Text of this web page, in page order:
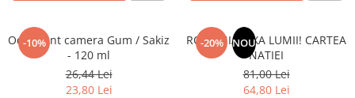
Articole Birotica
Accesorii Arhivare
-10%
Odorizant camera Gum / Sakiz
- 120 ml
26,44 Lei
23,80 Lei
-20% NOU
ROMANIA, AXA LUMII! CARTEA
NATIEI
81,00 Lei
64,80 Lei